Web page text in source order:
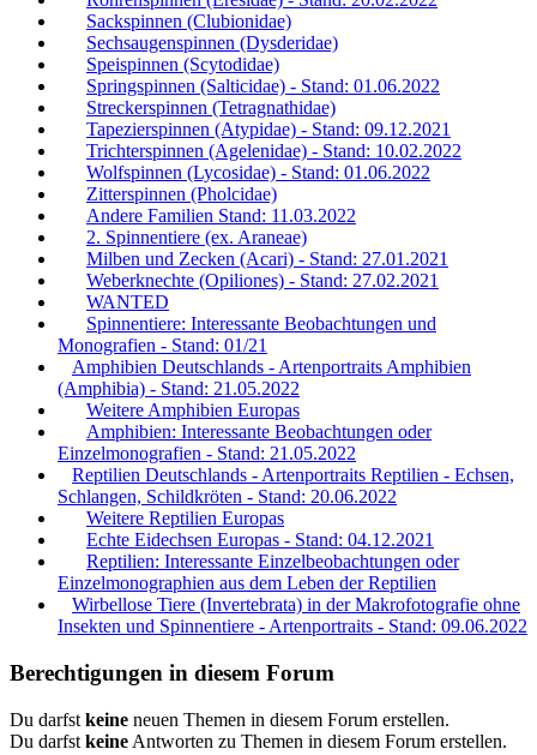
Sackspinnen (Clubionidae)
Sechsaugenspinnen (Dysderidae)
Speispinnen (Scytodidae)
Springspinnen (Salticidae) - Stand: 01.06.2022
Streckerspinnen (Tetragnathidae)
Tapezierspinnen (Atypidae) - Stand: 09.12.2021
Trichterspinnen (Agelenidae) - Stand: 10.02.2022
Wolfspinnen (Lycosidae) - Stand: 01.06.2022
Zitterspinnen (Pholcidae)
Andere Familien Stand: 11.03.2022
2. Spinnentiere (ex. Araneae)
Milben und Zecken (Acari) - Stand: 27.01.2021
Weberknechte (Opiliones) - Stand: 27.02.2021
WANTED
Spinnentiere: Interessante Beobachtungen und
Monografien - Stand: 01/21
Amphibien Deutschlands - Artenportraits Amphibien
(Amphibia) - Stand: 21.05.2022
Weitere Amphibien Europas
Amphibien: Interessante Beobachtungen oder
Einzelmonografien - Stand: 21.05.2022
Reptilien Deutschlands - Artenportraits Reptilien - Echsen,
Schlangen, Schildkröten - Stand: 20.06.2022
Weitere Reptilien Europas
Echte Eidechsen Europas - Stand: 04.12.2021
Reptilien: Interessante Einzelbeobachtungen oder
Einzelmonographien aus dem Leben der Reptilien
Wirbellose Tiere (Invertebrata) in der Makrofotografie ohne
Insekten und Spinnentiere - Artenportraits - Stand: 09.06.2022
Berechtigungen in diesem Forum
Du darfst keine neuen Themen in diesem Forum erstellen.
Du darfst keine Antworten zu Themen in diesem Forum erstellen.